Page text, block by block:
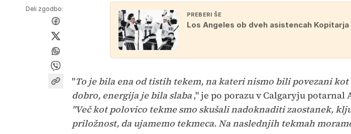
Deli zgodbo:
PREBERI ŠE
Los Angeles ob dveh asistencah
"To je bila ena od tistih tekem, na kateri nismo bili povezani
dobro, energija je bila slaba," je po porazu v Calgaryju potarnal
"Več kot polovico tekme smo skušali nadoknaditi zaostanek,
priložnost, da ujamemo tekmeca. Na naslednjih tekmah